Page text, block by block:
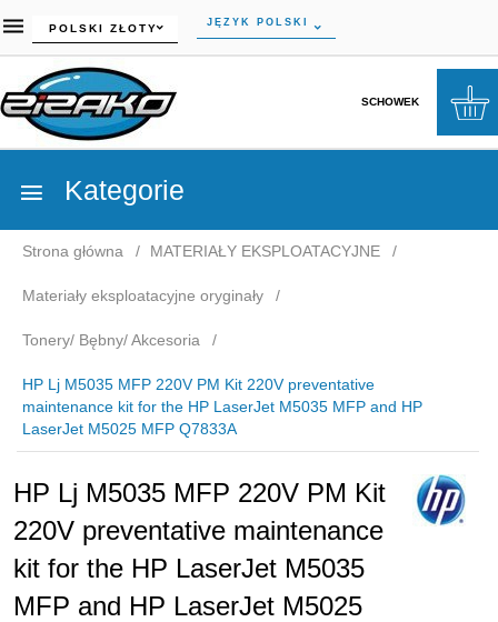
currency_h
POLSKI ZŁOTY JĘZYK POLSKI
SCHOWEK
Kategorie
Strona główna MATERIAŁY EKSPLOATACYJNE
Materiały eksploatacyjne oryginały
Tonery/ Bębny/ Akcesoria
HP Lj M5035 MFP 220V PM Kit 220V preventative
maintenance kit for the HP LaserJet M5035 MFP and HP
LaserJet M5025 MFP Q7833A
HP Lj M5035 MFP 220V PM Kit
220V preventative maintenance
kit for the HP LaserJet M5035
MFP and HP LaserJet M5025